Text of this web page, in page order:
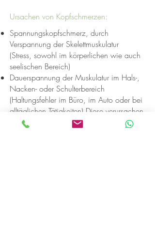
Ursachen von Kopfschmerzen:
Spannungskopfschmerz, durch
Verspannung der Skelettmuskulatur
(Stress, sowohl im körperlichen wie auch
seelischen Bereich)
Dauerspannung der Muskulatur im Hals-,
Nacken- oder Schulterbereich
(Haltungsfehler im Büro, im Auto oder bei
alltäglichen Tätigkeiten) Diese verursachen
einen mechanischen Druck auf die